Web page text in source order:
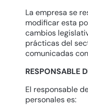
La empresa se
modificar esta
cambios
prácticas del
comunicadas
RESPONSABLE
El responsable
personales es: